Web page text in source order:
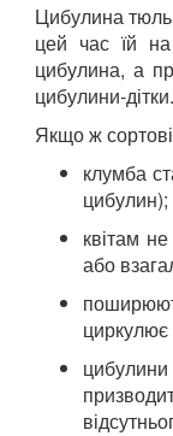
Цибулина
цей час їй на
цибулина, а
цибулини-
Якщо ж
клумба
цибулин);
квітам
або
циркулює